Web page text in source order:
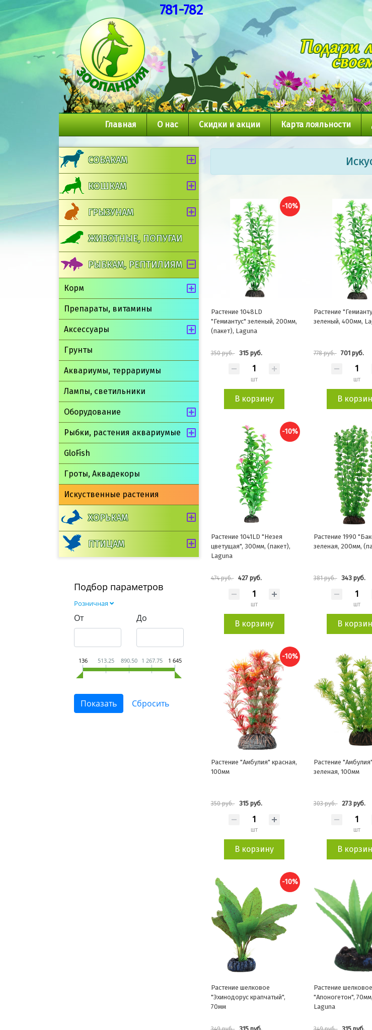
781-782
Главная О нас Скидки и акции Карта лояльности
СОБАКАМ
КОШКАМ
ГРЫЗУНАМ
ЖИВОТНЫЕ, ПОПУГАИ
РЫБКАМ, РЕПТИЛИЯМ
Корм
Препараты, витамины
Аксессуары
Грунты
Аквариумы, террариумы
Лампы, светильники
Оборудование
Рыбки, растения аквариумые
GloFish
Гроты, Аквадекоры
Искуственные растения
ХОРЬКАМ
ПТИЦАМ
Подбор параметров
Розничная
От До
136 513.25 890.50 1 267.75 1 645
-10%
Растение 1048LD
"Гемиантус" зеленый, 200мм,
(пакет), Laguna
350 руб. 315 руб.
шт
В корзину
Растение
зеленый, 400мм,
778 руб. 701 руб.
шт
В
-10%
Растение 1041LD "Незея
цветущая", 300мм, (пакет),
Laguna
474 руб. 427 руб.
шт
В корзину
Растение 1990
зеленая, 200мм,
381 руб. 343 руб.
шт
В
-10%
Растение "Амбулия" красная,
100мм
350 руб. 315 руб.
шт
В корзину
Растение
зеленая, 100мм
303 руб. 273 руб.
шт
В
-10%
Растение шелковое
"Эхинодорус крапчатый",
70мм
Растение шелковое
"Апоногетон",
Laguna